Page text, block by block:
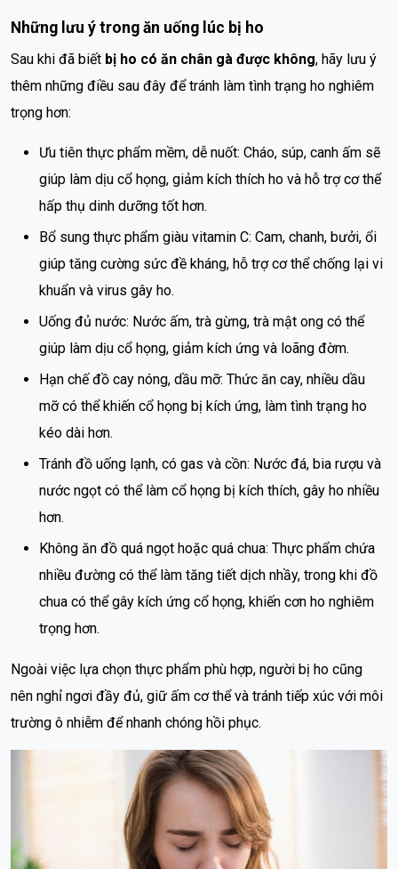
Những lưu ý trong ăn uống lúc bị ho
Sau khi đã biết bị ho có ăn chân gà được không, hãy lưu ý
thêm những điều sau đây để tránh làm tình trạng ho nghiêm
trọng hơn:
Ưu tiên thực phẩm mềm, dễ nuốt: Cháo, súp, canh ấm sẽ
giúp làm dịu cổ họng, giảm kích thích ho và hỗ trợ cơ thể
hấp thụ dinh dưỡng tốt hơn.
Bổ sung thực phẩm giàu vitamin C: Cam, chanh, bưởi, ổi
giúp tăng cường sức đề kháng, hỗ trợ cơ thể chống lại vi
khuẩn và virus gây ho.
Uống đủ nước: Nước ấm, trà gừng, trà mật ong có thể
giúp làm dịu cổ họng, giảm kích ứng và loãng đờm.
Hạn chế đồ cay nóng, dầu mỡ: Thức ăn cay, nhiều dầu
mỡ có thể khiến cổ họng bị kích ứng, làm tình trạng ho
kéo dài hơn.
Tránh đồ uống lạnh, có gas và cồn: Nước đá, bia rượu và
nước ngọt có thể làm cổ họng bị kích thích, gây ho nhiều
hơn.
Không ăn đồ quá ngọt hoặc quá chua: Thực phẩm chứa
nhiều đường có thể làm tăng tiết dịch nhầy, trong khi đồ
chua có thể gây kích ứng cổ họng, khiến cơn ho nghiêm
trọng hơn.
Ngoài việc lựa chọn thực phẩm phù hợp, người bị ho cũng
nên nghỉ ngơi đầy đủ, giữ ấm cơ thể và tránh tiếp xúc với môi
trường ô nhiễm để nhanh chóng hồi phục.